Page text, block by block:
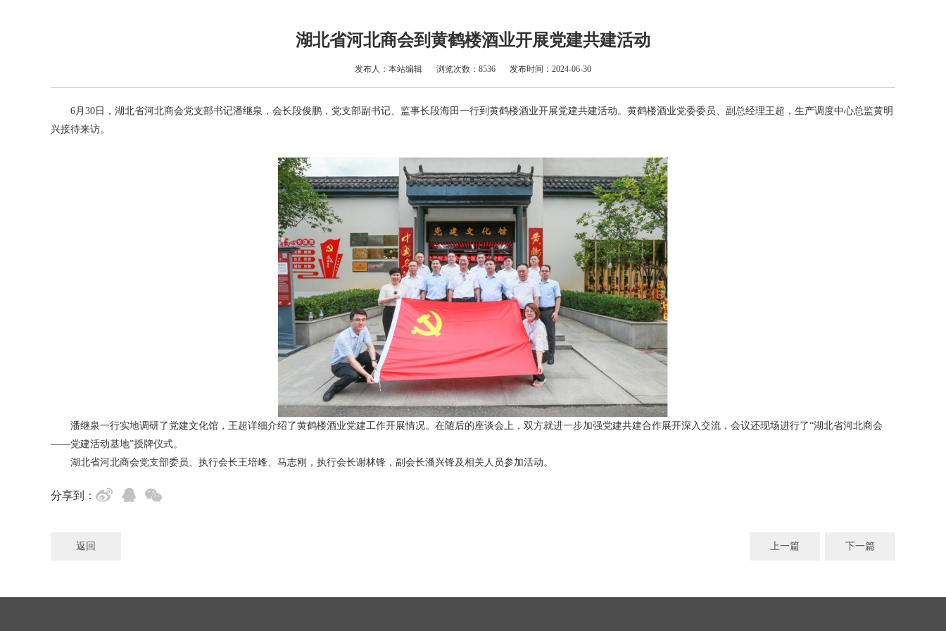
湖北省河北商会到黄鹤楼酒业开展党建共建活动
发布人：本站编辑 浏览次数：8536 发布时间：2024-06-30
6月30日，湖北省河北商会党支部书记潘继泉，会长段俊鹏，党支部副书记、监事长段海田一行到黄鹤楼酒业开展党建共建活动。黄鹤楼酒业党委委员、副总经理王超，生产调度中心总监黄明
兴接待来访。
潘继泉一行实地调研了党建文化馆，王超详细介绍了黄鹤楼酒业党建工作开展情况。在随后的座谈会上，双方就进一步加强党建共建合作展开深入交流，会议还现场进行了“湖北省河北商会
——党建活动基地”授牌仪式。
湖北省河北商会党支部委员、执行会长王培峰、马志刚，执行会长谢林锋，副会长潘兴锋及相关人员参加活动。
分享到：
返回 上一篇 下一篇